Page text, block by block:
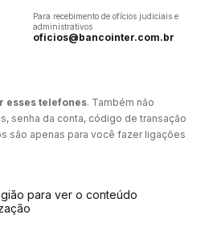
Para recebimento de ofícios judiciais e
administrativos
oficios@bancointer.com.br
esses telefones. Também não
senha da conta, código de transação
são apenas para você fazer ligações
para ver o conteúdo